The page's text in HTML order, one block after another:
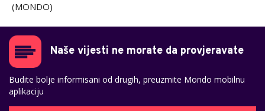
(MONDO)
Naše vijesti ne morate da provjeravate
Budite bolje informisani od drugih, preuzmite Mondo mobilnu
aplikaciju